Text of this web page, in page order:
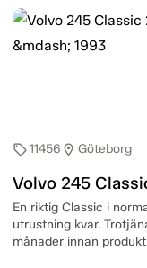
sell11456 location_on Göteborg
Volvo 245
En riktig Classic i
utrustning kvar.
månader innan